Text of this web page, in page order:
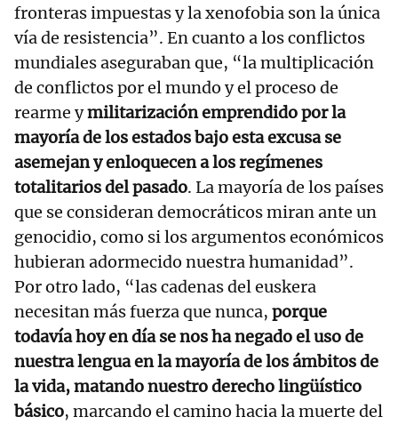
fronteras impuestas y la xenofobia son la única
vía de resistencia”. En cuanto a los conflictos
mundiales aseguraban que, “la multiplicación
de conflictos por el mundo y el proceso de
rearme ymilitarización emprendido por la
mayoría de los estados bajo esta excusa se
asemejan y enloquecen a los regímenes
totalitarios del pasado. La mayoría de los países
que se consideran democráticos miran ante un
genocidio, como si los argumentos económicos
hubieran adormecido nuestra humanidad”.
Por otro lado, “las cadenas del euskera
necesitan más fuerza que nunca, porque
todavía hoy en día se nos ha negado el uso de
nuestra lengua en la mayoría de los ámbitos de
la vida, matando nuestro derecho lingüístico
básico, marcando el camino hacia la muerte del